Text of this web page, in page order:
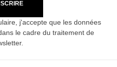
j'accepte que les données
le cadre du traitement de